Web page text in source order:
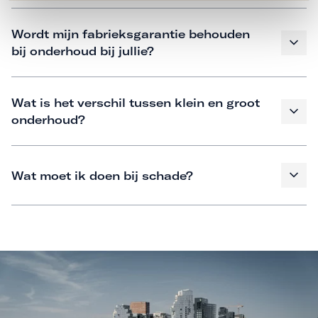
Wordt mijn fabrieksgarantie behouden
bij onderhoud bij jullie?
Wat is het verschil tussen klein en groot
onderhoud?
Wat moet ik doen bij schade?